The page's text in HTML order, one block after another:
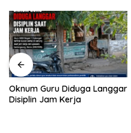
Oknum Guru Diduga Langgar
Disiplin Jam Kerja